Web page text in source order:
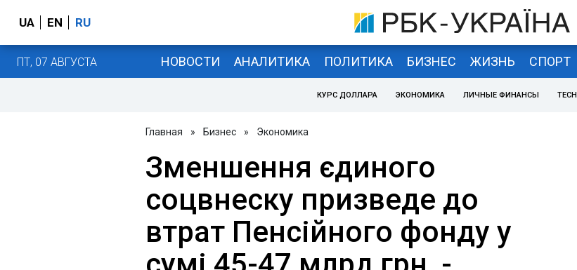
UA EN RU
ПТ, 07 АВГУСТА НОВОСТИ АНАЛИТИКА ПОЛИТИКА БИЗНЕС ЖИЗНЬ СПОРТ
КУРС ДОЛЛАРА ЭКОНОМИКА ЛИЧНЫЕ ФИНАНСЫ TECH
Главная » Бизнес » Экономика
Зменшення єдиного
соцвнеску призведе до
втрат Пенсійного фонду у